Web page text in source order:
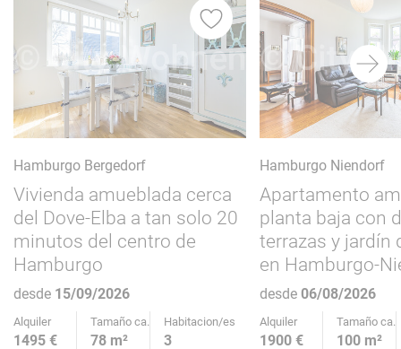
Hamburgo Bergedorf
Vivienda amueblada cerca
del Dove-Elba a tan solo 20
minutos del centro de
Hamburgo
desde 15/09/2026
Alquiler Tamaño ca. Habitacion/es
1495 € 78 m² 3
Hamburgo Niendorf
Apartamento
planta baja con
terrazas y jardín
en Hamburgo-
desde 06/08/2026
Alquiler Tamaño ca.
1900 € 100 m²
Favoritos